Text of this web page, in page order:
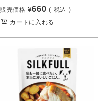
販売価格 ¥660
税込
カートに入れる